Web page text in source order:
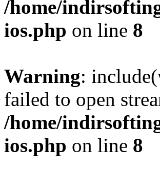
/home/
ios.php on line 8
Warning:
failed to open
/home/
ios.php on line 8